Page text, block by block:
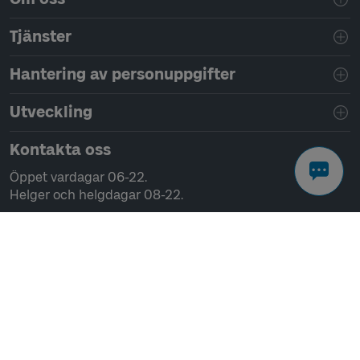
Tjänster
Hantering av personuppgifter
Utveckling
Kontakta oss
Öppet vardagar 06-22.
Helger och helgdagar 08-22.